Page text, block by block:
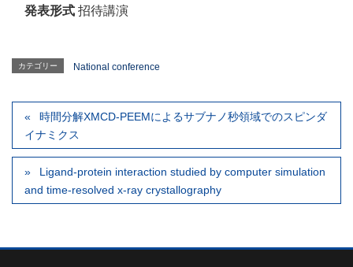
発表形式 招待講演
カテゴリー National conference
時間分解XMCD-PEEMによるサブナノ秒領域でのスピンダ
イナミクス
Ligand-protein interaction studied by computer simulation
and time-resolved x-ray crystallography